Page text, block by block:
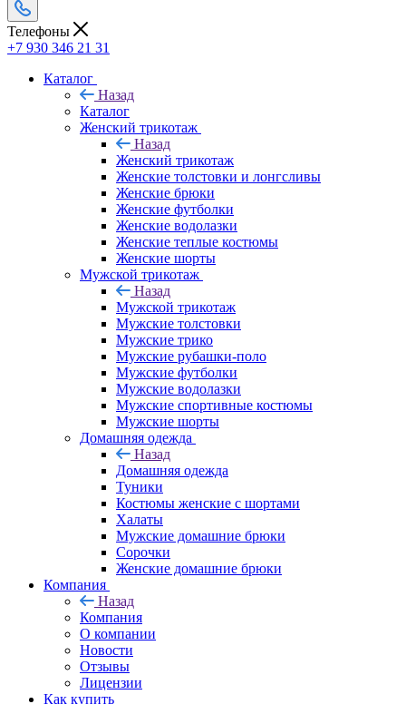
Телефоны
+7 930 346 21 31
Каталог
Назад
Каталог
Женский трикотаж
Назад
Женский трикотаж
Женские толстовки и лонгсливы
Женские брюки
Женские футболки
Женские водолазки
Женские теплые костюмы
Женские шорты
Мужской трикотаж
Назад
Мужской трикотаж
Мужские толстовки
Мужские трико
Мужские рубашки-поло
Мужские футболки
Мужские водолазки
Мужские спортивные костюмы
Мужские шорты
Домашняя одежда
Назад
Домашняя одежда
Туники
Костюмы женские с шортами
Халаты
Мужские домашние брюки
Сорочки
Женские домашние брюки
Компания
Назад
Компания
О компании
Новости
Отзывы
Лицензии
Как купить